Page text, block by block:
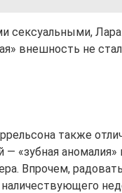
сексуальными,
внешность не
также
«зубная
Впрочем,